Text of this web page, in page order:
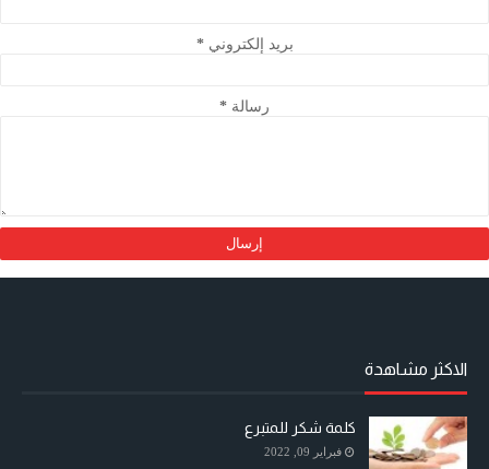
بريد إلكتروني*
رسالة *
الاكثر مشاهدة
كلمة شكر للمتبرع
فبراير 09, 2022